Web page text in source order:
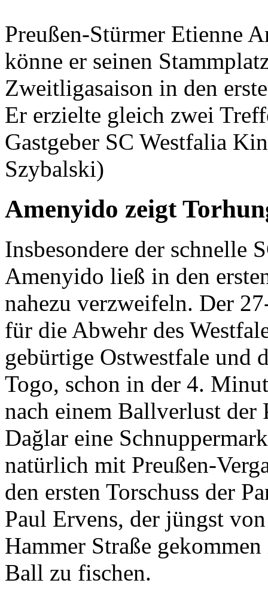
Preußen-Stürmer Etienne
könne er seinen
Zweitligasaison in den
Er erzielte gleich zwei
Gastgeber SC Westfalia
Szybalski)
Amenyido zeigt
Insbesondere der schnelle
Amenyido ließ in den
nahezu verzweifeln. Der
für die Abwehr des
gebürtige Ostwestfale und
Togo, schon in der 4.
nach einem Ballverlust der
Dağlar eine
natürlich mit Preußen-
den ersten Torschuss der
Paul Ervens, der jüngst
Hammer Straße
Ball zu fischen.